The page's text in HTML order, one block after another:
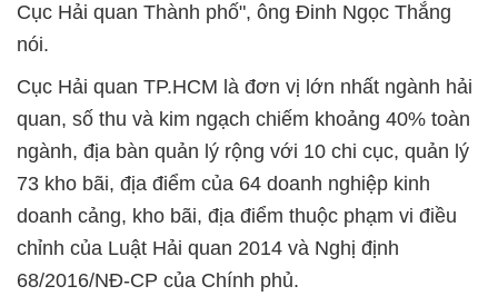
Cục Hải quan Thành phố", ông Đinh Ngọc Thắng
nói.
Cục Hải quan TP.HCM là đơn vị lớn nhất ngành hải
quan, số thu và kim ngạch chiếm khoảng 40% toàn
ngành, địa bàn quản lý rộng với 10 chi cục, quản lý
73 kho bãi, địa điểm của 64 doanh nghiệp kinh
doanh cảng, kho bãi, địa điểm thuộc phạm vi điều
chỉnh của Luật Hải quan 2014 và Nghị định
68/2016/NĐ-CP của Chính phủ.